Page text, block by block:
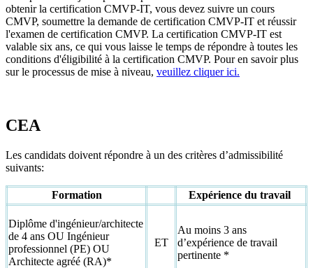
obtenir la certification CMVP-IT, vous devez suivre un cours
CMVP, soumettre la demande de certification CMVP-IT et réussir
l'examen de certification CMVP. La certification CMVP-IT est
valable six ans, ce qui vous laisse le temps de répondre à toutes les
conditions d'éligibilité à la certification CMVP. Pour en savoir plus
sur le processus de mise à niveau, veuillez cliquer ici.
CEA
Les candidats doivent répondre à un des critères d’admissibilité
suivants:
Formation Expérience du travail
Diplôme d'ingénieur/architecte
de 4 ans OU Ingénieur
professionnel (PE) OU
Architecte agréé (RA)*
ET
Au moins 3 ans
d’expérience de travail
pertinente *